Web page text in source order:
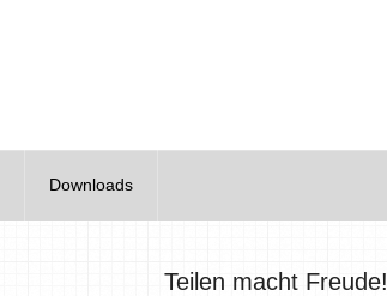
Downloads
Teilen macht Freude!